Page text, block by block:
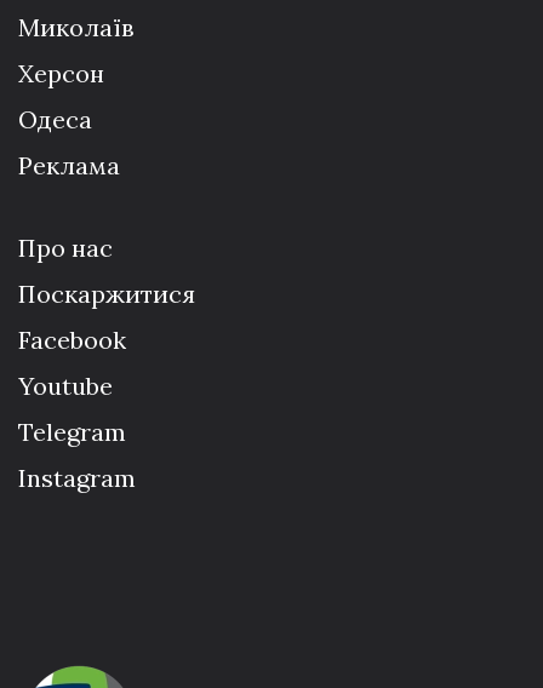
Миколаїв
Херсон
Одеса
Реклама
Про нас
Поскаржитися
Facebook
Youtube
Telegram
Instagram